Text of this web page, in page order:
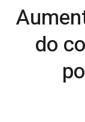
do